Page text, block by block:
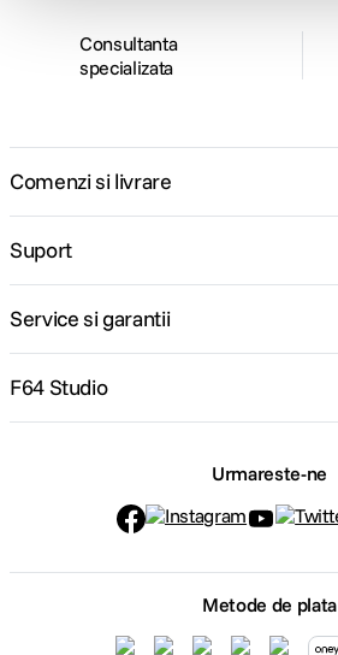
Consultanta
specializata
Comenzi si livrare
Suport
Service si garantii
F64 Studio
Urmareste-ne
Metode de plata